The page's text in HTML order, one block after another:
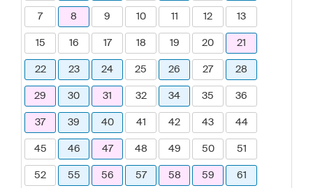
7 8 9 10 11 12 13
15 16 17 18 19 20 21
22 23 24 25 26 27 28
29 30 31 32 34 35 36
37 39 40 41 42 43 44
45 46 47 48 49 50 51
52 55 56 57 58 59 61